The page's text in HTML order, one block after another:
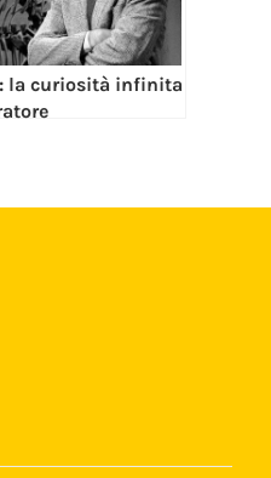
la curiosità infinita